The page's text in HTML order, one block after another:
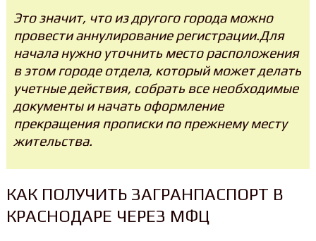
Это значит, что из другого города можно
провести аннулирование регистрации.Для
начала нужно уточнить место расположения
в этом городе отдела, который может делать
учетные действия, собрать все необходимые
документы и начать оформление
прекращения прописки по прежнему месту
жительства.
КАК ПОЛУЧИТЬ ЗАГРАНПАСПОРТ В
КРАСНОДАРЕ ЧЕРЕЗ МФЦ